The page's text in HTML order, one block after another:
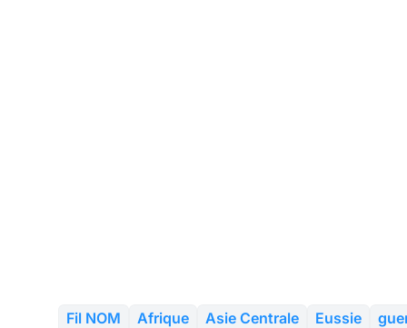
Fil NOM Afrique Asie Centrale Eussie